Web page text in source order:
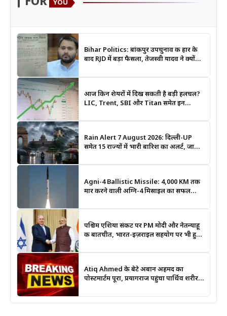
YOU
Bihar Politics: बांकीपुर उपचुनाव की हार के
बाद RJD में बड़ा फैसला, तेजस्वी यादव ने क्यों
आज किन शेयरों में दिख सकती है बड़ी हलचल?
LIC, Trent, SBI और Titan समेत इन
Rain Alert 7 August 2026: दिल्ली-UP
समेत 15 राज्यों में भारी बारिश का अलर्ट, जानिए
Agni-4 Ballistic Missile: 4,000 KM तक
मार करने वाली अग्नि-4 मिसाइल का सफल
मजबूत
पश्चिम एशिया संकट पर PM मोदी और नेतन्याहू
की बातचीत, भारत-इज़राइल सहयोग पर भी हुई
Atiq Ahmed के बेटे अबान अहमद का
पोस्टमार्टम पूरा, प्रयागराज पहुंचा पार्थिव शरीर;